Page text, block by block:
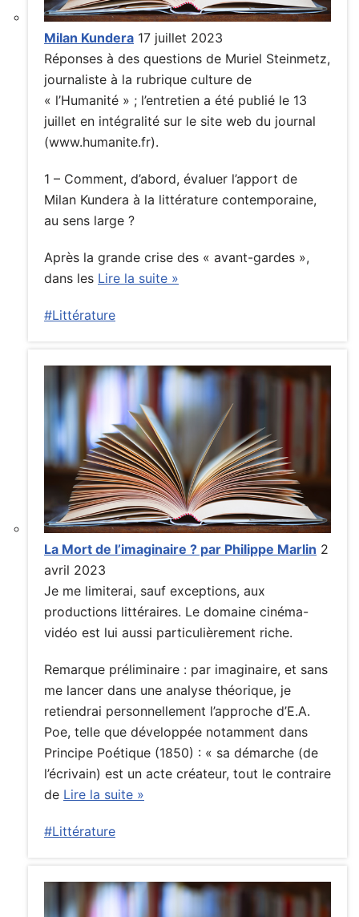
Milan Kundera 17 juillet 2023
Réponses à des questions de Muriel Steinmetz,
journaliste à la rubrique culture de
« l’Humanité » ; l’entretien a été publié le 13
juillet en intégralité sur le site web du journal
(www.humanite.fr).
1 – Comment, d’abord, évaluer l’apport de
Milan Kundera à la littérature contemporaine,
au sens large ?
Après la grande crise des « avant-gardes »,
dans les Lire la suite »
#Littérature
La Mort de l’imaginaire ? par Philippe Marlin 2
avril 2023
Je me limiterai, sauf exceptions, aux
productions littéraires. Le domaine cinéma-
vidéo est lui aussi particulièrement riche.
Remarque préliminaire : par imaginaire, et sans
me lancer dans une analyse théorique, je
retiendrai personnellement l’approche d’E.A.
Poe, telle que développée notamment dans
Principe Poétique (1850) : « sa démarche (de
l’écrivain) est un acte créateur, tout le contraire
de Lire la suite »
#Littérature